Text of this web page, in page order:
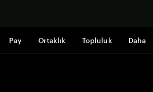
Pay Ortaklık Topluluk Daha